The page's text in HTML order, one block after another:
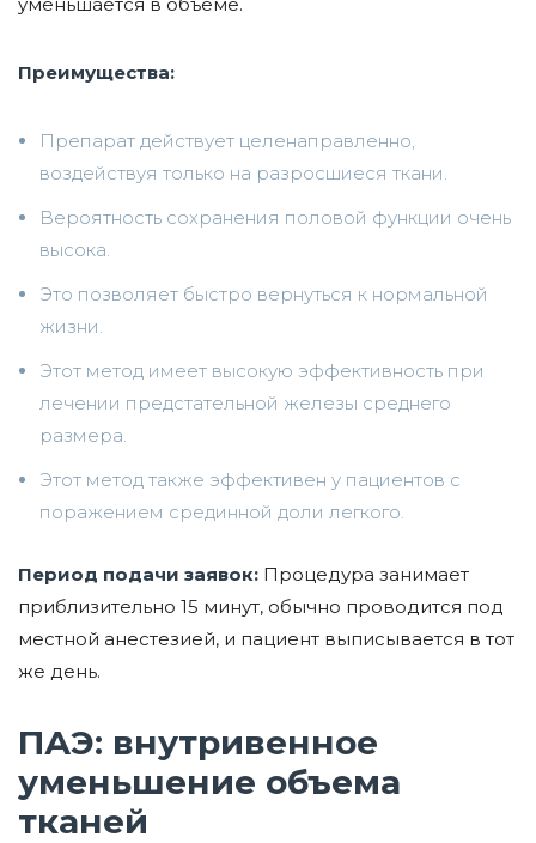
Преимущества:
Препарат действует целенаправленно,
воздействуя только на разросшиеся ткани.
Вероятность сохранения половой функции очень
высока.
Это позволяет быстро вернуться к нормальной
жизни.
Этот метод имеет высокую эффективность при
лечении предстательной железы среднего
размера.
Этот метод также эффективен у пациентов с
поражением срединной доли легкого.
Период подачи заявок: Процедура занимает
приблизительно 15 минут, обычно проводится под
местной анестезией, и пациент выписывается в тот
же день.
ПАЭ: внутривенное
уменьшение объема
тканей